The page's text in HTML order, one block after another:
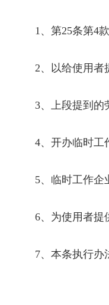
1、第25条第4
2、以给使用者
3、上段提到的
4、开办临时工
5、临时工作企
6、为使用者提
7、本条执行办